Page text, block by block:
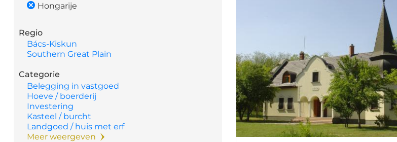
Hongarije
Regio
Bács-Kiskun
Southern Great Plain
Categorie
Belegging in vastgoed
Hoeve / boerderij
Investering
Kasteel / burcht
Landgoed / huis met erf
Meer weergeven